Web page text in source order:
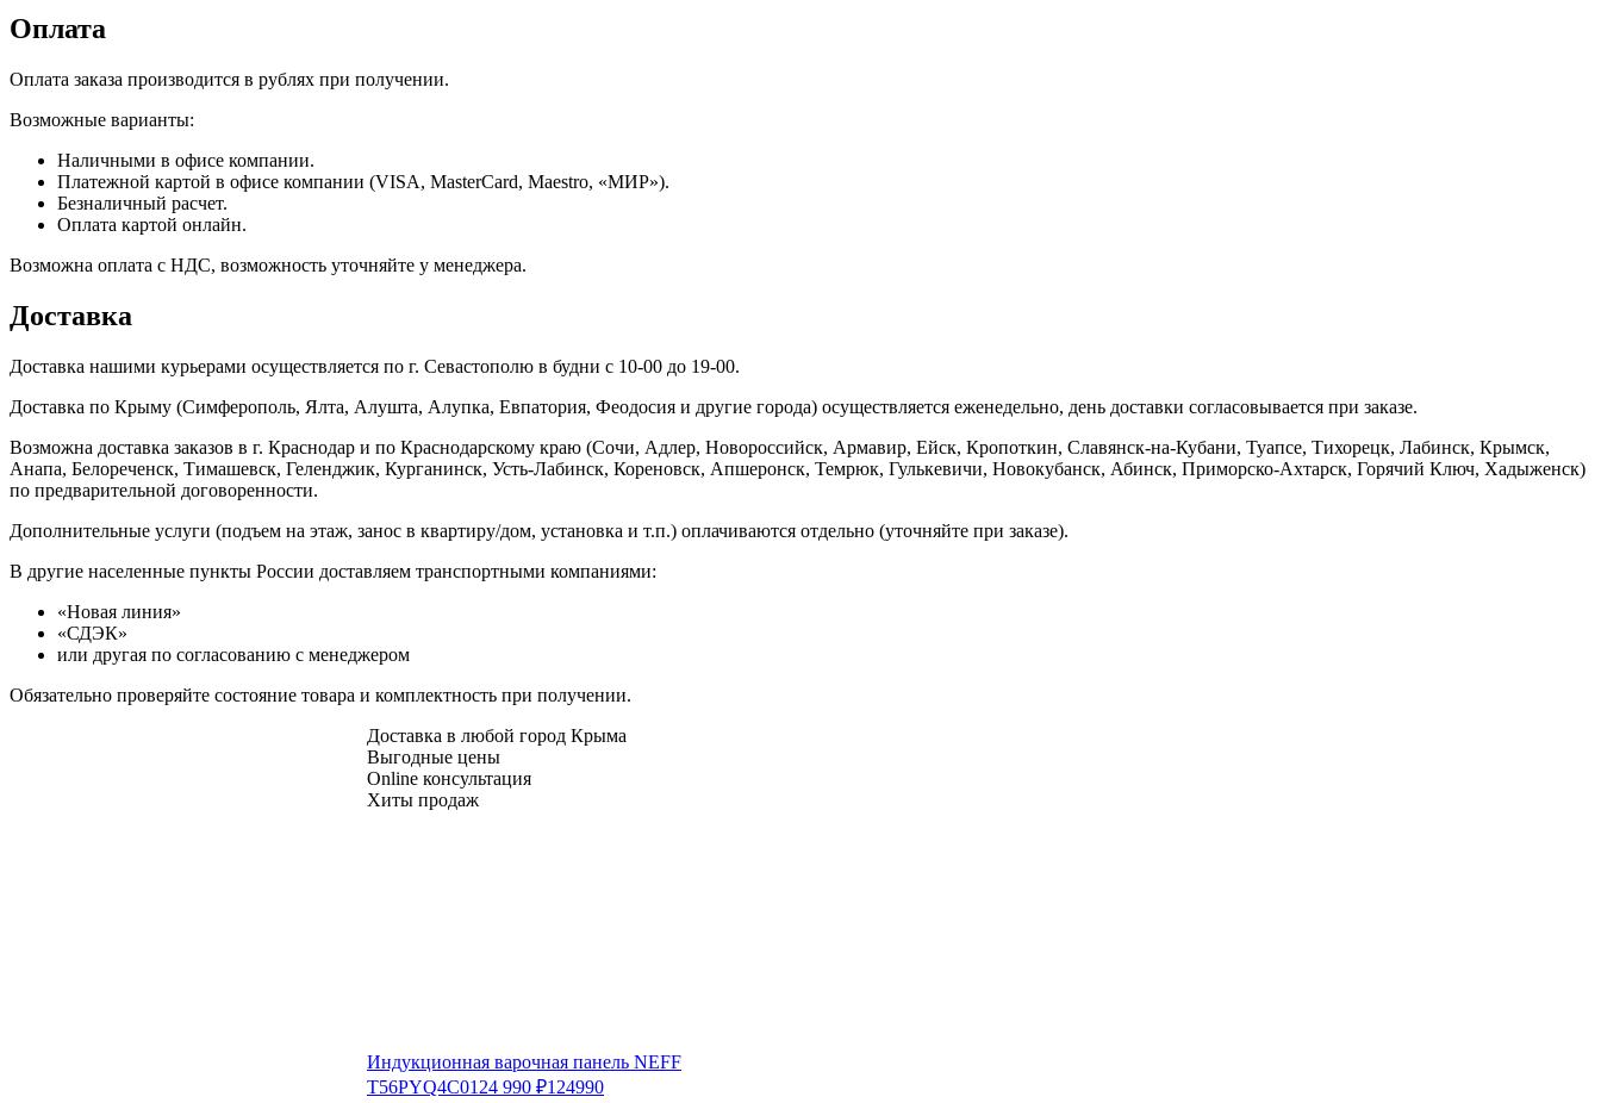
Оплата
Оплата заказа производится в рублях при получении.
Возможные варианты:
Наличными в офисе компании.
Платежной картой в офисе компании (VISA, MasterCard, Maestro, «МИР»).
Безналичный расчет.
Оплата картой онлайн.
Возможна оплата с НДС, возможность уточняйте у менеджера.
Доставка
Доставка нашими курьерами осуществляется по г. Севастополю в будни с 10-00 до 19-00.
Доставка по Крыму (Симферополь, Ялта, Алушта, Алупка, Евпатория, Феодосия и другие города) осуществляется еженедельно, день доставки согласовывается при заказе.
Возможна доставка заказов в г. Краснодар и по Краснодарскому краю (Сочи, Адлер, Новороссийск, Армавир, Ейск, Кропоткин, Славянск-на-Кубани, Туапсе, Тихорецк, Лабинск, Крымск,
Анапа, Белореченск, Тимашевск, Геленджик, Курганинск, Усть-Лабинск, Кореновск, Апшеронск, Темрюк, Гулькевичи, Новокубанск, Абинск, Приморско-Ахтарск, Горячий Ключ, Хадыженск)
по предварительной договоренности.
Дополнительные услуги (подъем на этаж, занос в квартиру/дом, установка и т.п.) оплачиваются отдельно (уточняйте при заказе).
В другие населенные пункты России доставляем транспортными компаниями:
«Новая линия»
«СДЭК»
или другая по согласованию с менеджером
Обязательно проверяйте состояние товара и комплектность при получении.
Доставка в любой город Крыма
Выгодные цены
Online консультация
Хиты продаж
Индукционная варочная панель NEFF
T56PYQ4C0124 990 ₽124990